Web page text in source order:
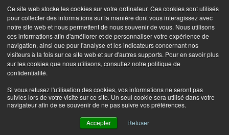
Ce site web stocke les cookies sur votre ordinateur. Ces cookies sont utilisés
pour collecter des informations sur la manière dont vous interagissez avec
notre site web et nous permettent de nous souvenir de vous. Nous utilisons
ces informations afin d'améliorer et de personnaliser votre expérience de
navigation, ainsi que pour l'analyse et les indicateurs concernant nos
visiteurs à la fois sur ce site web et sur d'autres supports. Pour en savoir plus
sur les cookies que nous utilisons, consultez notre politique de
confidentialité.
Si vous refusez l'utilisation des cookies, vos informations ne seront pas
suivies lors de votre visite sur ce site. Un seul cookie sera utilisé dans votre
navigateur afin de se souvenir de ne pas suivre vos préférences.
Accepter Refuser
Search Login Contactez-nous
MENU
Latest News: